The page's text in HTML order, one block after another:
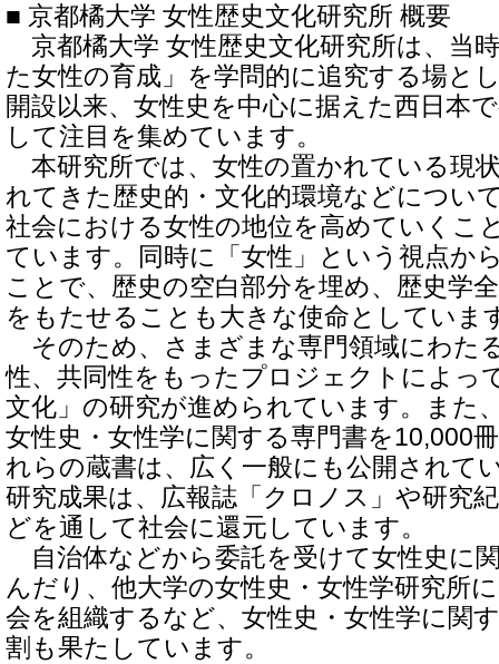
■ 京都橘大学 女性歴史文化研究所 概要
京都橘大学 女性歴史文化研究所は、当
た女性の育成」を学問的に追究する場と
開設以来、女性史を中心に据えた西日本
して注目を集めています。
本研究所では、女性の置かれている現
れてきた歴史的・文化的環境などについ
社会における女性の地位を高めていくこ
ています。同時に「女性」という視点か
ことで、歴史の空白部分を埋め、歴史学
をもたせることも大きな使命としていま
そのため、さまざまな専門領域にわた
性、共同性をもったプロジェクトによっ
文化」の研究が進められています。また
女性史・女性学に関する専門書を10,000
れらの蔵書は、広く一般にも公開されて
研究成果は、広報誌「クロノス」や研究
どを通して社会に還元しています。
自治体などから委託を受けて女性史に
んだり、他大学の女性史・女性学研究所
会を組織するなど、女性史・女性学に関
割も果たしています。